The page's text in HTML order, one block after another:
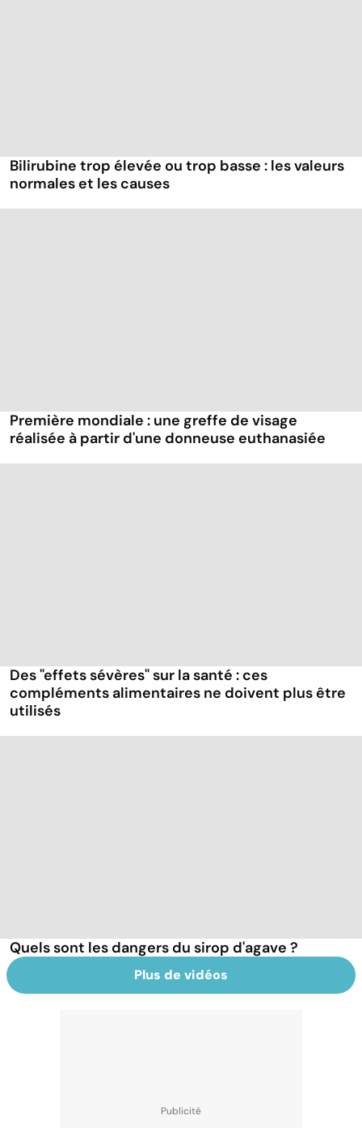
Bilirubine trop élevée ou trop basse : les valeurs
normales et les causes
Première mondiale : une greffe de visage
réalisée à partir d'une donneuse euthanasiée
Des "effets sévères" sur la santé : ces
compléments alimentaires ne doivent plus être
utilisés
Quels sont les dangers du sirop d'agave ?
Plus de vidéos